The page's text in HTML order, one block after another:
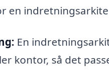
en
En
kontor, så det